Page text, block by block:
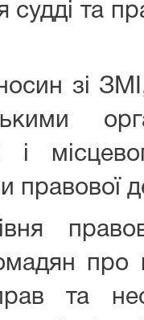
судді та
зі
і
правової
про
та